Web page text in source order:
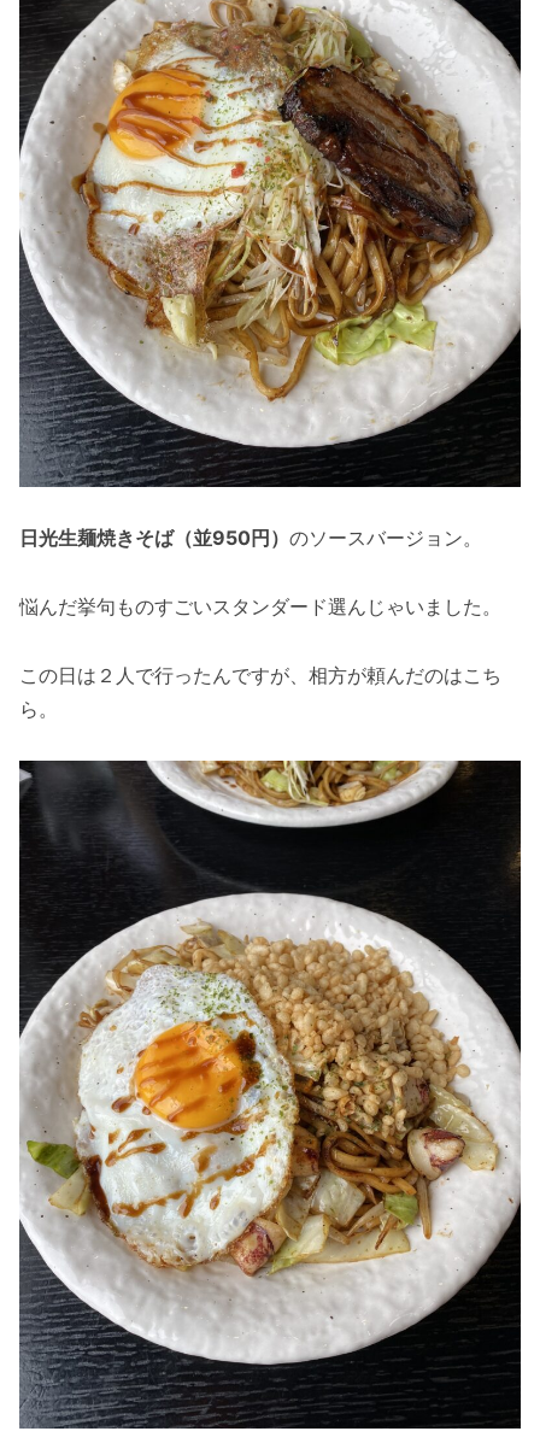
日光生麺焼きそば（並950円） のソースバージョン。
悩んだ挙句ものすごいスタンダード選んじゃいました。
この日は２人で行ったんですが、相方が頼んだのはこち
ら。